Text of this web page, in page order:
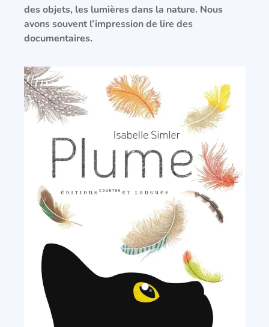
des objets, les lumières dans la nature. Nous
avons souvent l’impression de lire des
documentaires.